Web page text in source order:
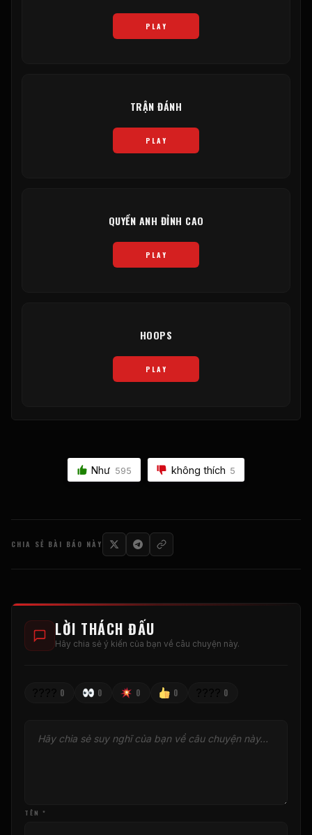
PLAY
TRẬN ĐÁNH
PLAY
QUYỀN ANH ĐỈNH CAO
PLAY
HOOPS
PLAY
Như 595 không thích 5
CHIA SẺ BÀI BÁO NÀY
LỜI THÁCH ĐẤU
Hãy chia sẻ ý kiến ​​của bạn về câu chuyện này.
0 0 0 0 0
TÊN *